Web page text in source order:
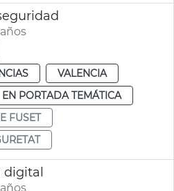
VALENCIA
EN PORTADA TEMÁTICA
FUSET
digital